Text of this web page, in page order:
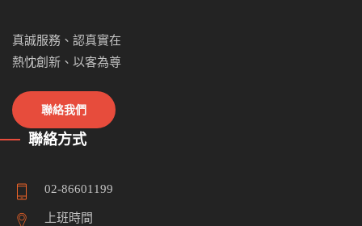
真誠服務、認真實在
熱忱創新、以客為尊
聯絡我們
聯絡方式
02-86601199
上班時間